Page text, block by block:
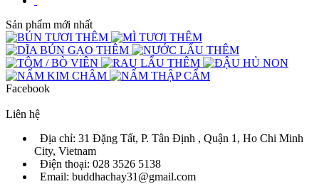
Sản phẩm mới nhất
Facebook
Liên hệ
Địa chỉ: 31 Đặng Tất, P. Tân Định , Quận 1, Ho Chi Minh
City, Vietnam
Điện thoại: 028 3526 5138
Email: buddhachay31@gmail.com